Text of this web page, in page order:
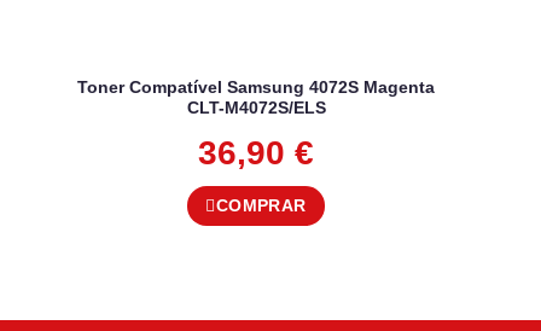
Toner Compatível Samsung 4072S Magenta
CLT-M4072S/ELS
36,90 €
COMPRAR